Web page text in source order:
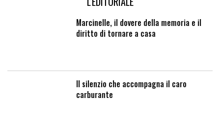
Marcinelle, il dovere della memoria e il
diritto di tornare a casa
Il silenzio che accompagna il caro
carburante